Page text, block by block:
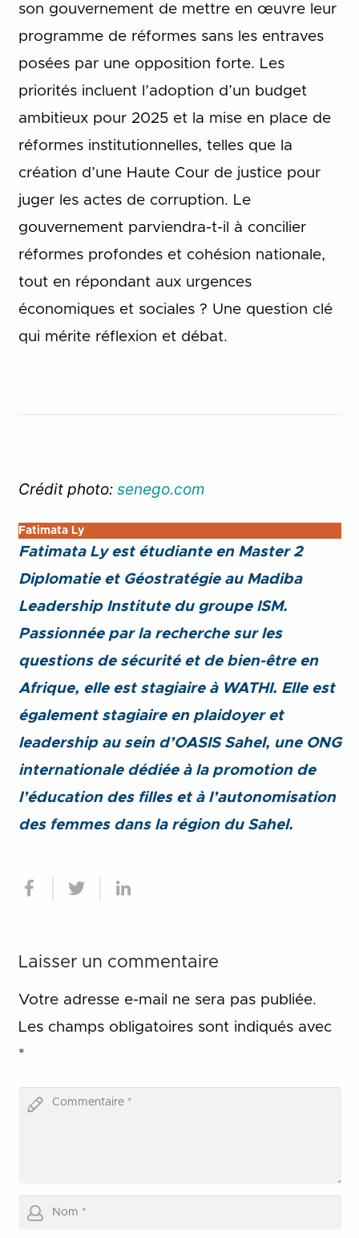
son gouvernement de mettre en œuvre leur
programme de réformes sans les entraves
posées par une opposition forte. Les
priorités incluent l’adoption d’un budget
ambitieux pour 2025 et la mise en place de
réformes institutionnelles, telles que la
création d’une Haute Cour de justice pour
juger les actes de corruption. Le
gouvernement parviendra-t-il à concilier
réformes profondes et cohésion nationale,
tout en répondant aux urgences
économiques et sociales ? Une question clé
qui mérite réflexion et débat.
Crédit photo: senego.com
Fatimata Ly
Fatimata Ly est étudiante en Master 2
Diplomatie et Géostratégie au Madiba
Leadership Institute du groupe ISM.
Passionnée par la recherche sur les
questions de sécurité et de bien-être en
Afrique, elle est stagiaire à WATHI. Elle est
également stagiaire en plaidoyer et
leadership au sein d’OASIS Sahel, une ONG
internationale dédiée à la promotion de
l’éducation des filles et à l’autonomisation
des femmes dans la région du Sahel.
Laisser un commentaire
Votre adresse e-mail ne sera pas publiée.
Les champs obligatoires sont indiqués avec
*